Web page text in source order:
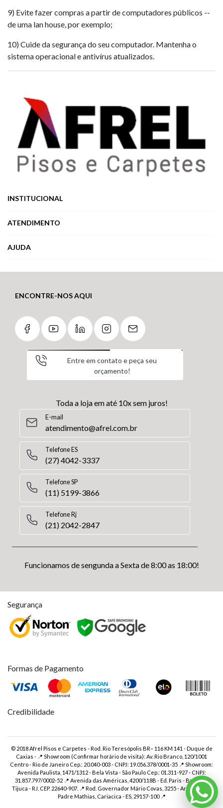
9) Evite fazer compras a partir de computadores públicos --
de uma lan house, por exemplo;
10) Cuide da segurança do seu computador. Mantenha o
sistema operacional e antivírus atualizados.
INSTITUCIONAL
ATENDIMENTO
AJUDA
ENCONTRE-NOS AQUI
Entre em contato e peça seu
orçamento!
Toda a loja em até 10x sem juros!
E-mail
atendimento@afrel.com.br
Telefone ES
(27) 4042-3337
Telefone SP
(11) 5199-3866
Telefone Rj
(21) 2042-2847
Funcionamos de sengunda a Sexta de 8:00 as 18:00!
Segurança
Formas de Pagamento
Credibilidade
© 2018 Afrel Pisos e Carpetes - Rod. Rio Teresópolis BR– 116 KM 141 - Duque de
Caxias - 📍 Showroom (Confirmar horário de visita): Av. Rio Branco, 120/1001
Centro - Rio de Janeiro Cep.: 20.040-003 - CNPJ: 19.056.378/0001-35 📍 Showroom:
Avenida Paulista, 1471/1312 - Bela Vista - São Paulo Cep.: 01.311-927 - CNPJ:
31.857.797/0002-52 📍 Avenida das Américas, 4200/118B - Ed. Paris - Barra da
Tijuca - RJ. CEP. 22640-907. 📍 Rod. Governador Mário Covas, 3255 - Armazem 8 -
Padre Mathias, Cariacica - ES, 29157-100 📍